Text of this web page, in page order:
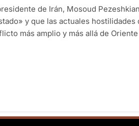
de Irán, Mosoud
y que las actuales hostilidades
más amplio y más allá de